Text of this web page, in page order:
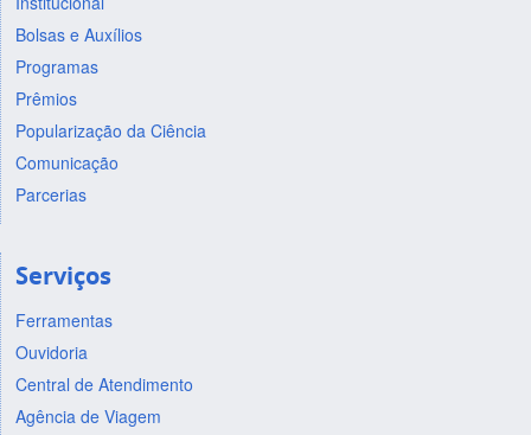
Bolsas e Auxílios
Programas
Prêmios
Popularização da Ciência
Comunicação
Parcerias
Serviços
Ferramentas
Ouvidoria
Central de Atendimento
Agência de Viagem